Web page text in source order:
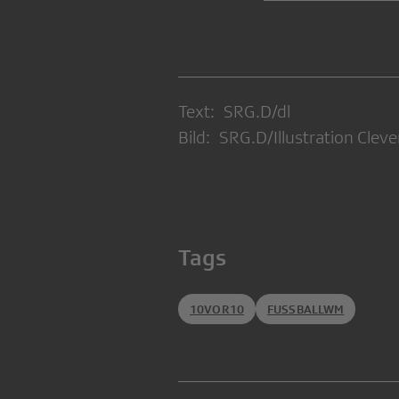
Text: SRG.D/dl
Bild: SRG.D/Illustration
Tags
10VOR10 FUSSBALLWM